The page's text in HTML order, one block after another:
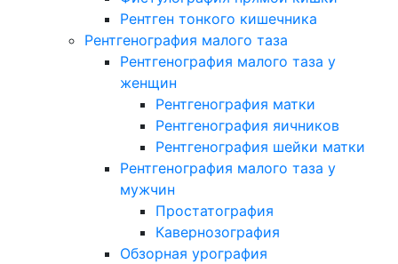
Рентген тонкого кишечника
Рентгенография малого таза
Рентгенография малого таза у
женщин
Рентгенография матки
Рентгенография яичников
Рентгенография шейки матки
Рентгенография малого таза у
мужчин
Простатография
Кавернозография
Обзорная урография